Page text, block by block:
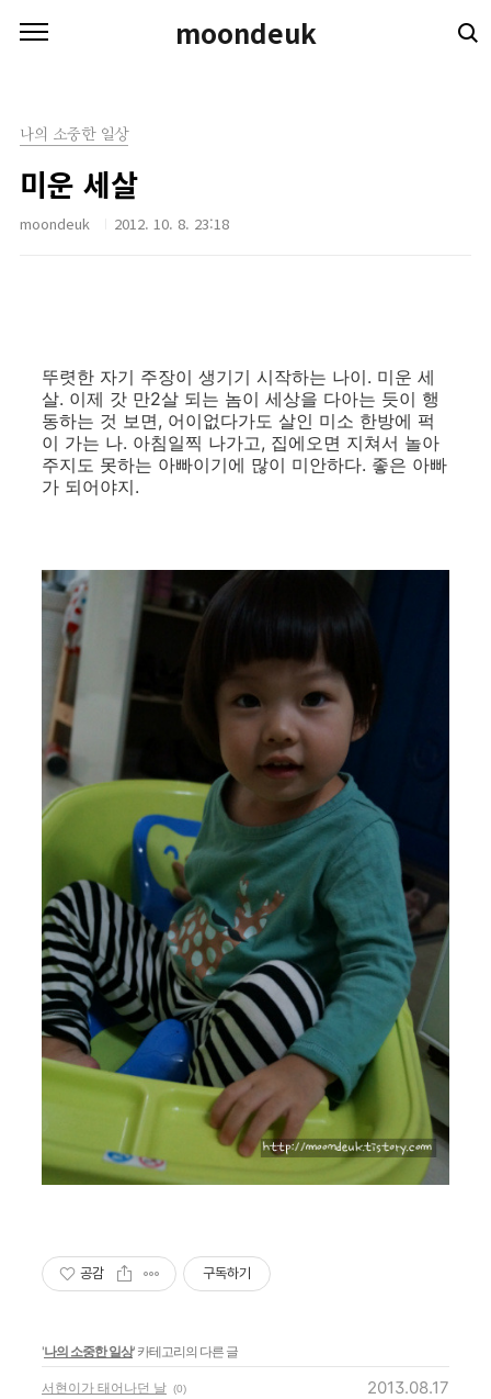
moondeuk
나의 소중한 일상
미운 세살
moondeuk 2012. 10. 8. 23:18
뚜렷한 자기 주장이 생기기 시작하는 나이. 미운 세
살. 이제 갓 만2살 되는 놈이 세상을 다아는 듯이 행
동하는 것 보면, 어이없다가도 살인 미소 한방에 퍽
이 가는 나. 아침일찍 나가고, 집에오면 지쳐서 놀아
주지도 못하는 아빠이기에 많이 미안하다. 좋은 아빠
가 되어야지.
공감 구독하기
'나의 소중한 일상' 카테고리의 다른 글
서현이가 태어나던 날 (0) 2013.08.17